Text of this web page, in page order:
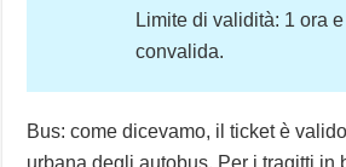
Limite di validità: 1 ora
convalida.
Bus: come dicevamo, il ticket è
urbana degli autobus. Per i tragitti in